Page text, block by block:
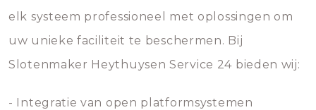
elk systeem professioneel met oplossingen om
uw unieke faciliteit te beschermen. Bij
Slotenmaker Heythuysen Service 24 bieden wij:
- Integratie van open platformsystemen